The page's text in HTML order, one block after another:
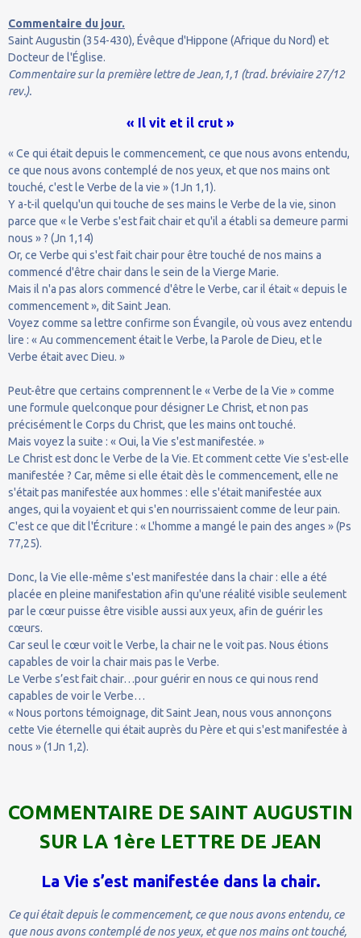
Commentaire du jour.
Saint Augustin (354-430), Évêque d'Hippone (Afrique du Nord) et
Docteur de l'Église.
Commentaire sur la première lettre de Jean,1,1 (trad. bréviaire 27/12
rev.).
« Il vit et il crut »
« Ce qui était depuis le commencement, ce que nous avons entendu,
ce que nous avons contemplé de nos yeux, et que nos mains ont
touché, c'est le Verbe de la vie » (1Jn 1,1).
Y a-t-il quelqu'un qui touche de ses mains le Verbe de la vie, sinon
parce que « le Verbe s'est fait chair et qu'il a établi sa demeure parmi
nous » ? (Jn 1,14)
Or, ce Verbe qui s'est fait chair pour être touché de nos mains a
commencé d'être chair dans le sein de la Vierge Marie.
Mais il n'a pas alors commencé d'être le Verbe, car il était « depuis le
commencement », dit Saint Jean.
Voyez comme sa lettre confirme son Évangile, où vous avez entendu
lire : « Au commencement était le Verbe, la Parole de Dieu, et le
Verbe était avec Dieu. »
Peut-être que certains comprennent le « Verbe de la Vie » comme
une formule quelconque pour désigner Le Christ, et non pas
précisément le Corps du Christ, que les mains ont touché.
Mais voyez la suite : « Oui, la Vie s'est manifestée. »
Le Christ est donc le Verbe de la Vie. Et comment cette Vie s'est-elle
manifestée ? Car, même si elle était dès le commencement, elle ne
s'était pas manifestée aux hommes : elle s'était manifestée aux
anges, qui la voyaient et qui s'en nourrissaient comme de leur pain.
C'est ce que dit l'Écriture : « L'homme a mangé le pain des anges » (Ps
77,25).
Donc, la Vie elle-même s'est manifestée dans la chair : elle a été
placée en pleine manifestation afin qu'une réalité visible seulement
par le cœur puisse être visible aussi aux yeux, afin de guérir les
cœurs.
Car seul le cœur voit le Verbe, la chair ne le voit pas. Nous étions
capables de voir la chair mais pas le Verbe.
Le Verbe s’est fait chair…pour guérir en nous ce qui nous rend
capables de voir le Verbe…
« Nous portons témoignage, dit Saint Jean, nous vous annonçons
cette Vie éternelle qui était auprès du Père et qui s'est manifestée à
nous » (1Jn 1,2).
COMMENTAIRE DE SAINT AUGUSTIN
SUR LA 1ère LETTRE DE JEAN
La Vie s’est manifestée dans la chair.
Ce qui était depuis le commencement, ce que nous avons entendu, ce
que nous avons contemplé de nos yeux, et que nos mains ont touché,